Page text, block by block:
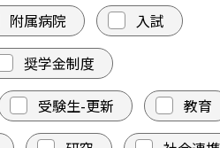
附属病院
入試
奨学金制度
受験生-更新
教育